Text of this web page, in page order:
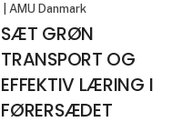
| AMU Danmark
SÆT GRØN
TRANSPORT OG
EFFEKTIV LÆRING I
FØRERSÆDET